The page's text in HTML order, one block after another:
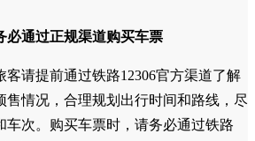
必通过正规渠道购买车票
客请提前通过铁路12306官方渠道了解
售情况，合理规划出行时间和路线，尽
车次。购买车票时，请务必通过铁路